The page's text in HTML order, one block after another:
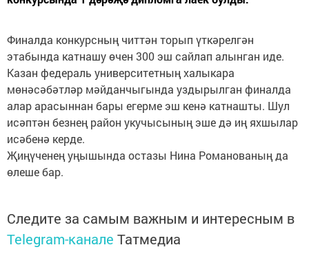
Финалда конкурсның читтән торып үткәрелгән
этабында катнашу өчен 300 эш сайлап алынган иде.
Казан федераль университетның халыкара
мөнәсәбәтләр мәйданчыгында уздырылган финалда
алар арасыннан бары егерме эш кенә катнашты. Шул
исәптән безнең район укучысының эше дә иң яхшылар
исәбенә керде.
Җиңүченең уңышында остазы Нина Романованың да
өлеше бар.
Следите за самым важным и интересным в
Telegram-канале Татмедиа